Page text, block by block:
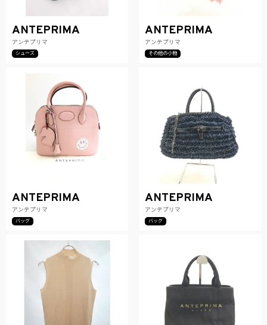
ANTEPRIMA
アンテプリマ
シューズ
ANTEPRIMA
アンテプリマ
その他の小物
ANTEPRIMA
アンテプリマ
バッグ
ANTEPRIMA
アンテプリマ
バッグ